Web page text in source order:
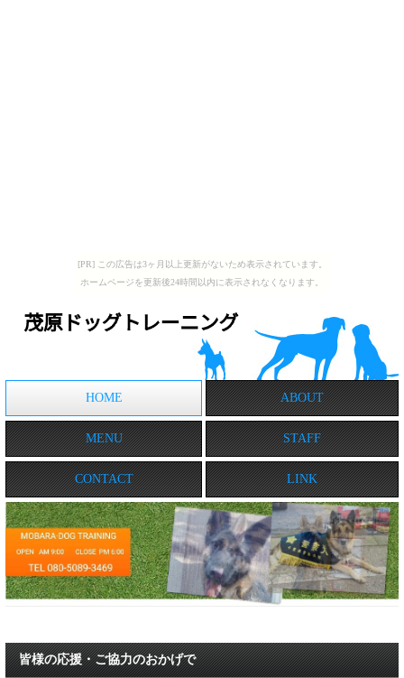
[PR] この広告は3ヶ月以上更新がないため表示されています。
ホームページを更新後24時間以内に表示されなくなります。
HOME ABOUT
MENU STAFF
CONTACT LINK
皆様の応援・ご協力のおかげで